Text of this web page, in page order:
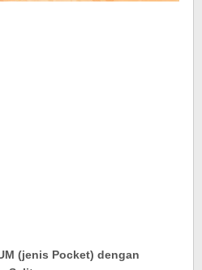
(jenis Pocket) dengan